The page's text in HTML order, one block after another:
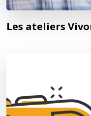
Les ateliers